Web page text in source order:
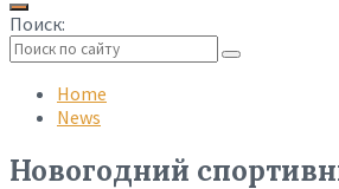
Поиск:
search
Home
News
Новогодний